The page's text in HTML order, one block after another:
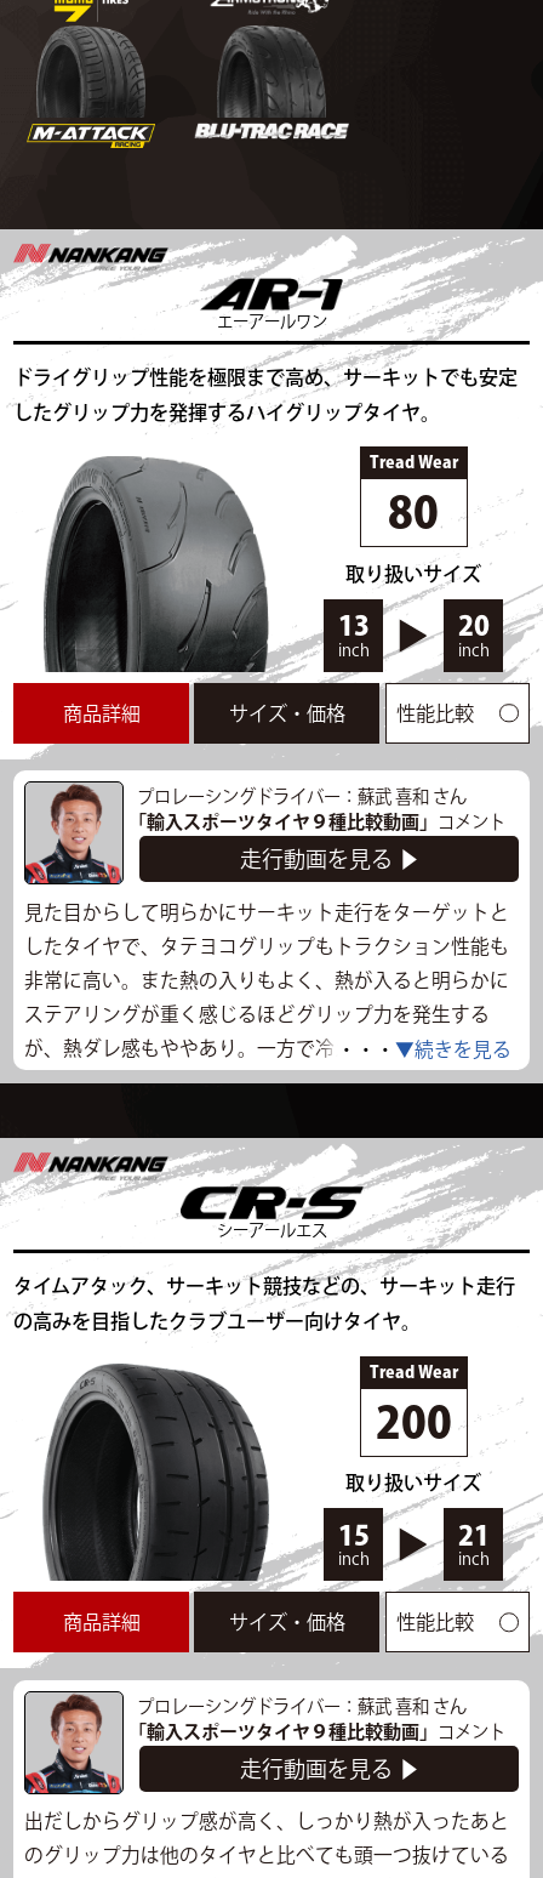
エーアールワン
ドライグリップ性能を極限まで高め、サーキットでも安定
したグリップ力を発揮するハイグリップタイヤ。
Tread Wear
80
取り扱いサイズ
13
inch
20
inch
商品詳細 サイズ・価格 性能比較
プロレーシングドライバー：蘇武 喜和 さん
「輸入スポーツタイヤ９種比較動画」
コメント
走行動画を見る ▶
見た目からして明らかにサーキット走行をターゲットと
したタイヤで、タテヨコグリップもトラクション性能も
非常に高い。また熱の入りもよく、熱が入ると明らかに
ステアリングが重く感じるほどグリップ力を発生する
が、熱ダレ感もややあり。一方で冷えているときはかな
りグリップ力が落ちるので、気温が低いときは最初慎重
きめなので、一般道での普段乗りには不向き。溝も少な
く浅いので、雨の日は走らない方が良いと思う。ただ、
見た目は一番スパルタンかつ値段は安めなので、ドレス
アップ目的としての需要も高いと思う。
走行データ
14:10～
タイム 43.019s 最高速度 86.948km/h
タイムリザルト一覧
・・・ ▼続きを見る
▲閉じる
シーアールエス
タイムアタック、サーキット競技などの、サーキット走行
の高みを目指したクラブユーザー向けタイヤ。
Tread Wear
200
取り扱いサイズ
15
inch
21
inch
商品詳細 サイズ・価格 性能比較
プロレーシングドライバー：蘇武 喜和 さん
「輸入スポーツタイヤ９種比較動画」
コメント
走行動画を見る ▶
出だしからグリップ感が高く、しっかり熱が入ったあと
のグリップ力は他のタイヤと比べても頭一つ抜けている